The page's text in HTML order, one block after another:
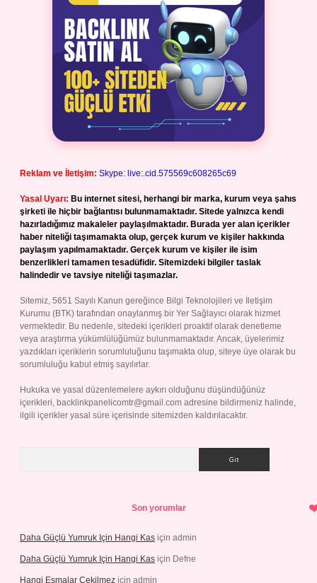
Reklam ve İletişim: Skype: live:.cid.575569c608265c69
Yasal Uyarı: Bu internet sitesi, herhangi bir marka, kurum veya şahıs
şirketi ile hiçbir bağlantısı bulunmamaktadır. Sitede yalnızca kendi
hazırladığımız makaleler paylaşılmaktadır. Burada yer alan içerikler
haber niteliği taşımamakta olup, gerçek kurum ve kişiler hakkında
paylaşım yapılmamaktadır. Gerçek kurum ve kişiler ile isim
benzerlikleri tamamen tesadüfidir. Sitemizdeki bilgiler taslak
halindedir ve tavsiye niteliği taşımazlar.
Sitemiz, 5651 Sayılı Kanun gereğince Bilgi Teknolojileri ve İletişim
Kurumu (BTK) tarafından onaylanmış bir Yer Sağlayıcı olarak hizmet
vermektedir. Bu nedenle, sitedeki içerikleri proaktif olarak denetleme
veya araştırma yükümlülüğümüz bulunmamaktadır. Ancak, üyelerimiz
yazdıkları içeriklerin sorumluluğunu taşımakta olup, siteye üye olarak bu
sorumluluğu kabul etmiş sayılırlar.
Hukuka ve yasal düzenlemelere aykırı olduğunu düşündüğünüz
içerikleri, backlinkpanelicomtr@gmail.com adresine bildirmeniz halinde,
ilgili içerikler yasal süre içerisinde sitemizden kaldırılacaktır.
Son yorumlar
Daha Güçlü Yumruk Için Hangi Kas için admin
Daha Güçlü Yumruk Için Hangi Kas için Defne
Hangi Esmalar Çekilmez için admin